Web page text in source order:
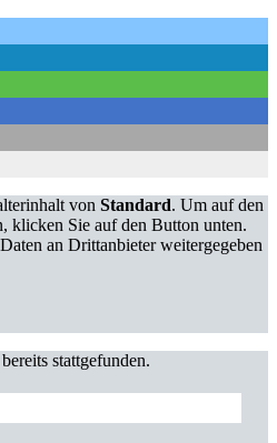
von Standard. Um auf den
klicken Sie auf den Button unten.
an Drittanbieter weitergegeben
stattgefunden.